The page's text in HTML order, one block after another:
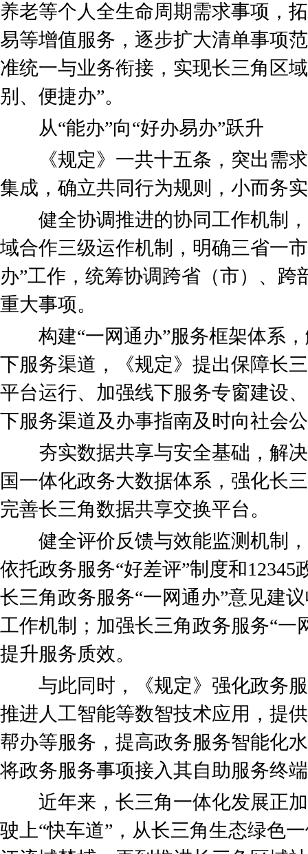
养老等个人全生命周期需求事项，
易等增值服务，逐步扩大清单事项
准统一与业务衔接，实现长三角区
别、便捷办”。
从“能办”向“好办易办”跃升
《规定》一共十五条，突出需求
集成，确立共同行为规则，小而务
健全协调推进的协同工作机制，
域合作三级运作机制，明确三省一
办”工作，统筹协调跨省（市）、跨
重大事项。
构建“一网通办”服务框架体系，
下服务渠道，《规定》提出保障长
平台运行、加强线下服务专窗建设
下服务渠道及办事指南及时向社会
夯实数据共享与安全基础，解决
国一体化政务大数据体系，强化长
完善长三角数据共享交换平台。
健全评价反馈与效能监测机制，
依托政务服务“好差评”制度和
长三角政务服务“一网通办”意见建
工作机制；加强长三角政务服务“一
提升服务质效。
与此同时，《规定》强化政务服
推进人工智能等数智技术应用，提
帮办等服务，提高政务服务智能化
将政务服务事项接入其自助服务终
近年来，长三角一体化发展正加
驶上“快车道”，从长三角生态绿色